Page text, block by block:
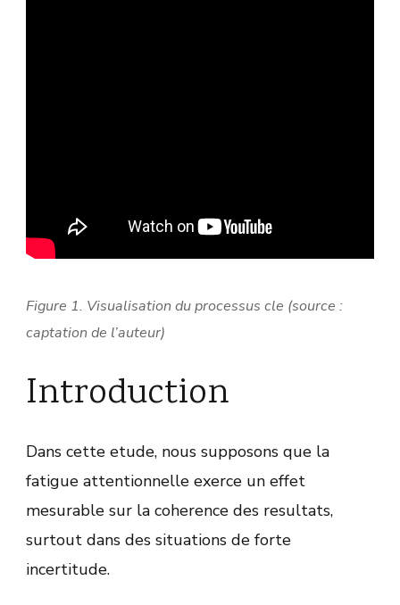
Figure 1. Visualisation du processus cle (source :
captation de l’auteur)
Introduction
Dans cette etude, nous supposons que la
fatigue attentionnelle exerce un effet
mesurable sur la coherence des resultats,
surtout dans des situations de forte
incertitude.